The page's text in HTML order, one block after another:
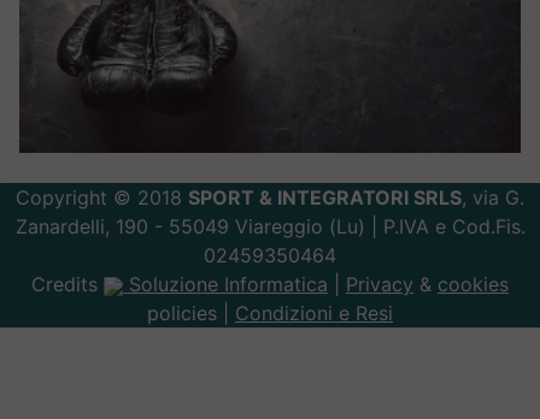
Copyright © 2018 SPORT & INTEGRATORI SRLS, via G.
Zanardelli, 190 - 55049 Viareggio (Lu) | P.IVA e Cod.Fis.
02459350464
Credits
Soluzione Informatica Privacy & cookies
policies | Condizioni e Resi